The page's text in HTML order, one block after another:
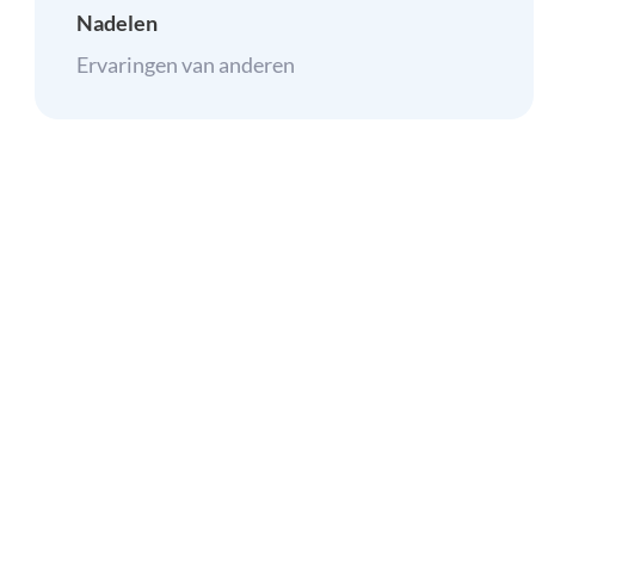
Nadelen
Ervaringen van anderen